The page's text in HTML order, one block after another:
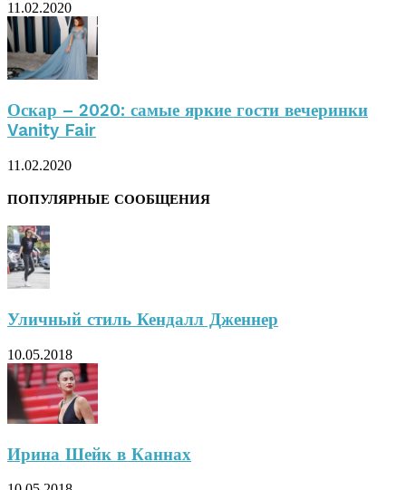
11.02.2020
Оскар – 2020: самые яркие гости вечеринки
Vanity Fair
11.02.2020
ПОПУЛЯРНЫЕ СООБЩЕНИЯ
Уличный стиль Кендалл Дженнер
10.05.2018
Ирина Шейк в Каннах